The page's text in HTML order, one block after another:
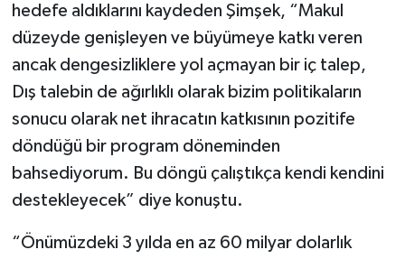
hedefe aldıklarını kaydeden Şimşek, “Makul
düzeyde genişleyen ve büyümeye katkı veren
ancak dengesizliklere yol açmayan bir iç talep,
Dış talebin de ağırlıklı olarak bizim politikaların
sonucu olarak net ihracatın katkısının pozitife
döndüğü bir program döneminden
bahsediyorum. Bu döngü çalıştıkça kendi kendini
destekleyecek” diye konuştu.
“Önümüzdeki 3 yılda en az 60 milyar dolarlık